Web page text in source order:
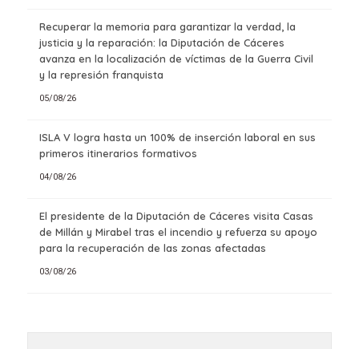
Recuperar la memoria para garantizar la verdad, la
justicia y la reparación: la Diputación de Cáceres
avanza en la localización de víctimas de la Guerra Civil
y la represión franquista
05/08/26
ISLA V logra hasta un 100% de inserción laboral en sus
primeros itinerarios formativos
04/08/26
El presidente de la Diputación de Cáceres visita Casas
de Millán y Mirabel tras el incendio y refuerza su apoyo
para la recuperación de las zonas afectadas
03/08/26